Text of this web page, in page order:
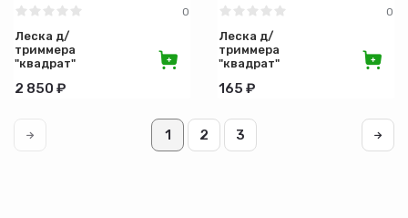
0
Леска д/
триммера
"квадрат"
жилой
2 850 ₽
0
Леска д/
триммера
"квадрат"
15-01-117
165 ₽
1 2 3